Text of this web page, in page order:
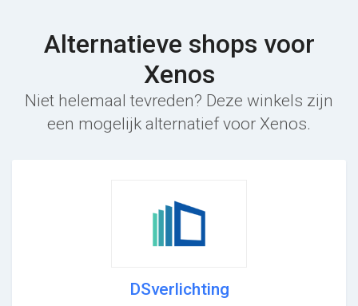
Alternatieve shops voor
Xenos
Niet helemaal tevreden? Deze winkels zijn
een mogelijk alternatief voor Xenos.
DSverlichting